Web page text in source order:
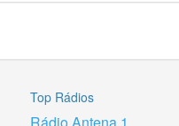
Top Rádios